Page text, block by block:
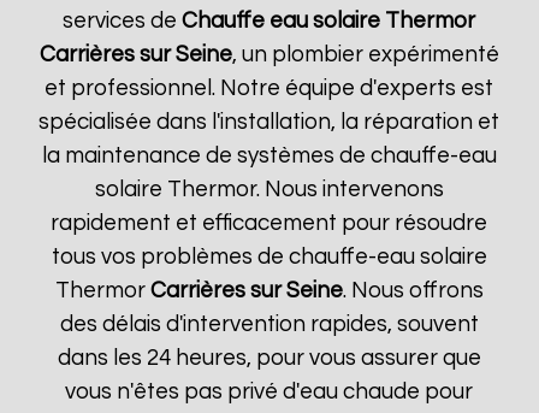
services deChauffe eau solaire Thermor
Carrières sur Seine, un plombier expérimenté
et professionnel. Notre équipe d'experts est
spécialisée dans l'installation, la réparation et
la maintenance de systèmes de chauffe-eau
solaire Thermor. Nous intervenons
rapidement et efficacement pour résoudre
tous vos problèmes de chauffe-eau solaire
Thermor Carrières sur Seine. Nous offrons
des délais d'intervention rapides, souvent
dans les 24 heures, pour vous assurer que
vous n'êtes pas privé d'eau chaude pour